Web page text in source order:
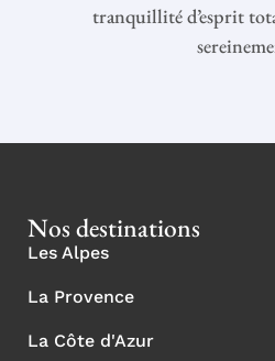
tranquillité d’esprit
Nos destinations
Les Alpes
La Provence
La Côte d'Azur